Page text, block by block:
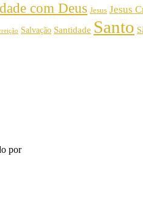
com Deus Jesus Jesus
Salvação Santidade Santo
por